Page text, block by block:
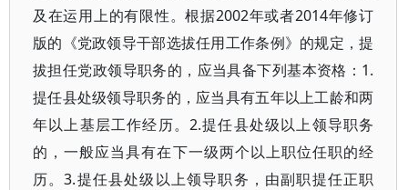
及在运用上的有限性。根据2002年或者2014年修订
版的《党政领导干部选拔任用工作条例》的规定，提
拔担任党政领导职务的，应当具备下列基本资格：1.
提任县处级领导职务的，应当具有五年以上工龄和两
年以上基层工作经历。2.提任县处级以上领导职务
的，一般应当具有在下一级两个以上职位任职的经
历。3.提任县处级以上领导职务，由副职提任正职